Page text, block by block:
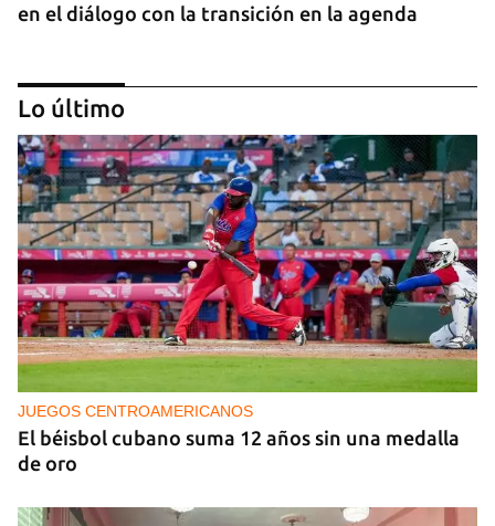
en el diálogo con la transición en la agenda
NICARAGUA
EE UU propone a la OEA convocar a los
cancilleres para "tomar medidas" contra las
decisiones de Ortega
Lo último
JUEGOS CENTROAMERICANOS
El béisbol cubano suma 12 años sin una medalla
de oro